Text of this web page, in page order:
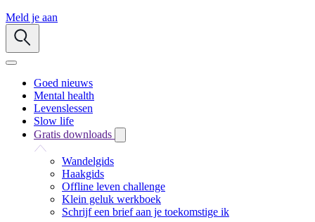
Meld je aan
Goed nieuws
Mental health
Levenslessen
Slow life
Gratis downloads
Wandelgids
Haakgids
Offline leven challenge
Klein geluk werkboek
Schrijf een brief aan je toekomstige ik